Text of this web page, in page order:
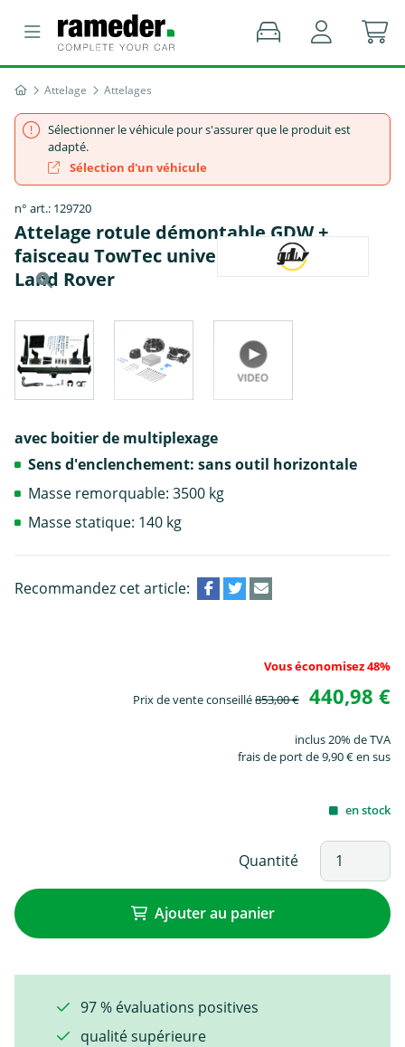
Attelage Attelages
Sélectionner le véhicule pour s'assurer que le produit est
adapté.
Sélection d'un véhicule
n° art.: 129720
Attelage rotule démontable GDW +
faisceau TowTec universel 7 broches -
Land Rover
avec boitier de multiplexage
Sens d'enclenchement: sans outil horizontale
Masse remorquable: 3500 kg
Masse statique: 140 kg
Recommandez cet article:
Vous économisez 48%
Prix de vente conseillé853,00 € 440,98 €
inclus 20% de TVA
frais de port de 9,90 € en sus
en stock
Quantité
Ajouter au panier
97 % évaluations positives
qualité supérieure